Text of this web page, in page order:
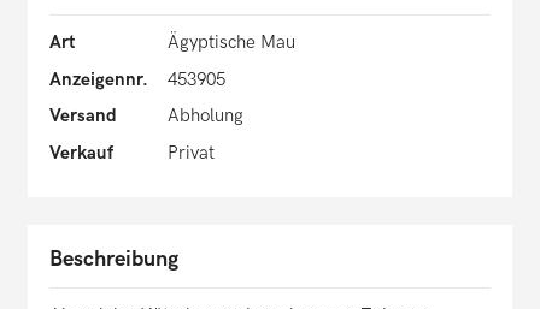
Art
Ägyptische Mau
Anzeigennr.
453905
Versand
Abholung
Verkauf
Privat
Beschreibung